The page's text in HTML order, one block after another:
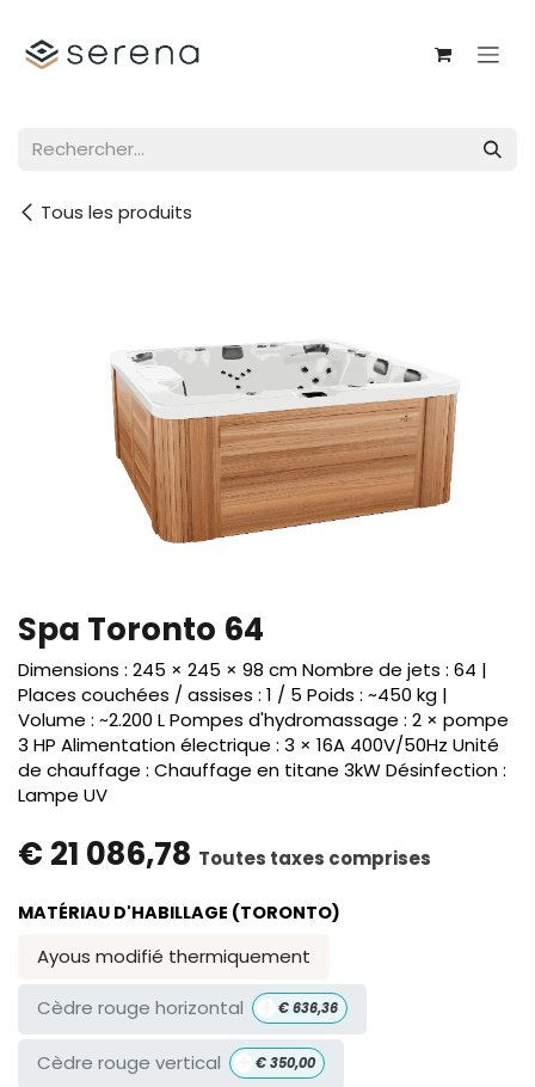
Tous les produits
Spa Toronto 64
Dimensions : 245 × 245 × 98 cm Nombre de jets : 64 |
Places couchées / assises : 1 / 5 Poids : ~450 kg |
Volume : ~2.200 L Pompes d'hydromassage : 2 × pompe
3 HP Alimentation électrique : 3 × 16A 400V/50Hz Unité
de chauffage : Chauffage en titane 3kW Désinfection :
Lampe UV
€ 21 086,78 Toutes taxes comprises
MATÉRIAU D'HABILLAGE (TORONTO)
Ayous modifié thermiquement
Cèdre rouge horizontal €636,36
Cèdre rouge vertical €350,00